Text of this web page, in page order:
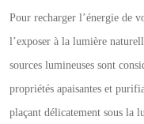
Pour recharger l’énergie de
l’exposer à la lumière
sources lumineuses sont
propriétés apaisantes et
plaçant délicatement sous la